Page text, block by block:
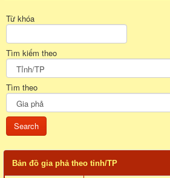
Từ khóa
Tìm kiếm theo
Tìm theo
Bản đồ gia phả theo tỉnh/TP